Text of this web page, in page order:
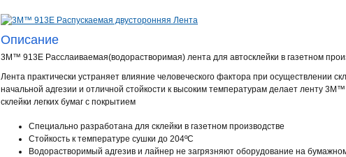
Описание
3M™ 913E Расслаиваемая(водорастворимая) лента для автосклейки в газетном
Лента практически устраняет влияние человеческого фактора при осуществлении
начальной адгезии и отличной стойкости к высоким температурам делает ленту
склейки легких бумаг с покрытием
Специально разработана для склейки в газетном производстве
Стойкость к температуре сушки до 204ºC
Водорастворимый адгезив и лайнер не загрязняют оборудование на